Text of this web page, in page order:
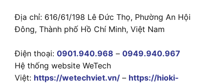
Địa chỉ: 616/61/198 Lê Đức Thọ, Phường An Hội
Đông, Thành phố Hồ Chí Minh, Việt Nam
Điện thoại: 0901.940.968 – 0949.940.967
Hệ thống website WeTech
Việt: https://wetechviet.vn/ – https://hioki-